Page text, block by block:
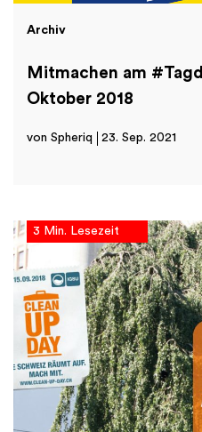
Archiv
Mitmachen am
Oktober 2018
von Spheriq 23. Sep. 2021
3 Min. Lesezeit